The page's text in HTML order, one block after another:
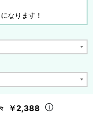
なります！
￥2,388